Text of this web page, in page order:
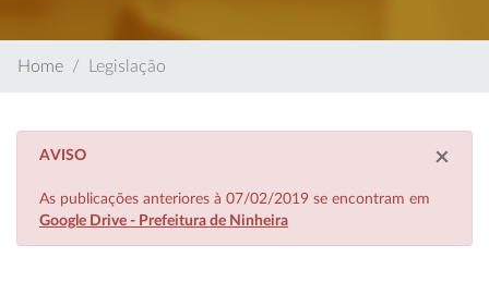
Home Legislação
×
AVISO
As publicações anteriores à 07/02/2019 se encontram em
Google Drive - Prefeitura de Ninheira